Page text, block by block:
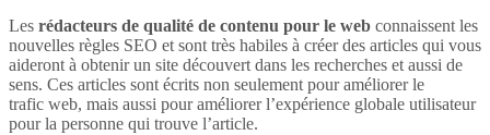
Les rédacteurs de qualité de contenu pour le web connaissent les
nouvelles règles SEO et sont très habiles à créer des articles qui vous
aideront à obtenir un site découvert dans les recherches et aussi de
sens. Ces articles sont écrits non seulement pour améliorer le
trafic web, mais aussi pour améliorer l’expérience globale utilisateur
pour la personne qui trouve l’article.